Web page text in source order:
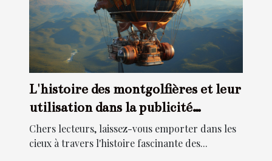
L'histoire des montgolfières et leur
utilisation dans la publicité
moderne
Chers lecteurs, laissez-vous emporter dans les
cieux à travers l'histoire fascinante des...